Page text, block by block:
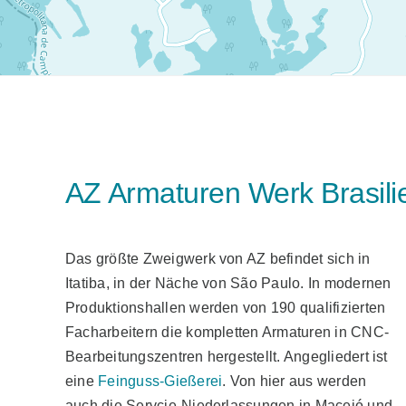
AZ Armaturen Werk
Das größte Zweigwerk von AZ befindet sich in
Itatiba, in der Näche von São Paulo. In modernen
Produktionshallen werden von 190 qualifizierten
Facharbeitern die kompletten Armaturen in CNC-
Bearbeitungszentren hergestellt. Angegliedert ist
eine Feinguss-Gießerei. Von hier aus werden